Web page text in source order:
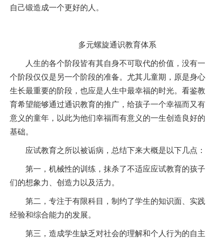
自己锻造成一个更好的人。
多元螺旋通识教育体系
人生的各个阶段皆有其自身不可取代的价值，没有一
个阶段仅仅是另一个阶段的准备。尤其儿童期，原是身心
生长最重要的阶段，也应是人生中最幸福的时光。看鉴教
育希望能够通过通识教育的推广，给孩子一个幸福而又有
意义的童年，以此为他们幸福而有意义的一生创造良好的
基础。
应试教育之所以被诟病，总结下来大概是以下几点：
第一，机械性的训练，抹杀了不适应应试教育的孩子
们的想象力、创造力以及活力。
第二，专注于有限科目，制约了学生的知识面、实践
经验和综合能力的发展。
第三，造成学生缺乏对社会的理解和个人行为的自主